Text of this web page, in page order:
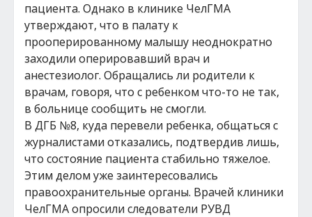
пациента. Однако в клинике ЧелГМА
утверждают, что в палату к
прооперированному малышу неоднократно
заходили оперировавший врач и
анестезиолог. Обращались ли родители к
врачам, говоря, что с ребенком что-то не так,
в больнице сообщить не смогли.
В ДГБ №8, куда перевели ребенка, общаться с
журналистами отказались, подтвердив лишь,
что состояние пациента стабильно тяжелое.
Этим делом уже заинтересовались
правоохранительные органы. Врачей клиники
ЧелГМА опросили следователи РУВД